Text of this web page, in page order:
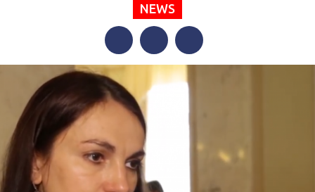
NEWS
FacebookTwitterTelegram